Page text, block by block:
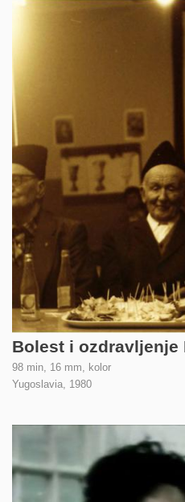
Bolest i ozdravljenje
98 min, 16 mm, kolor
Yugoslavia, 1980